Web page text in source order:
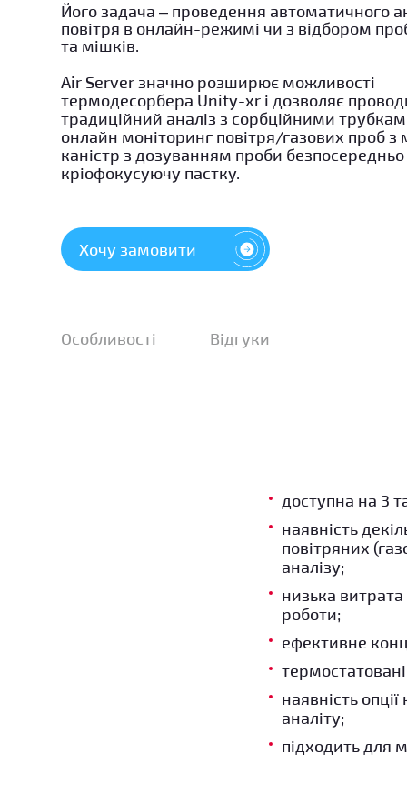
Його задача – проведення автоматичного
повітря в онлайн-режимі чи з відбором
та мішків.
Air Server значно розширює можливості
термодесорбера Unity-xr і дозволяє
традиційний аналіз з сорбційними
онлайн моніторинг повітря/газових проб з
каністр з дозуванням проби безпосередньо
кріофокусуючу пастку.
Хочу замовити
Особливості Відгуки
доступна на 3
наявність
повітряних
аналізу;
низька витрата
роботи;
ефективне
наявність
аналіту;
підходить для